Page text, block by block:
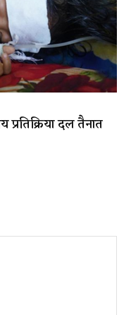
प्रतिक्रिया दल तैनात